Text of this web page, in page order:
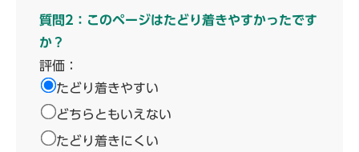
質問2：このページはたどり着きやすかったです
か？
評価：
たどり着きやすい
どちらともいえない
たどり着きにくい